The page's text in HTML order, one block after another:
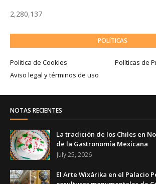
2,280,137
POLÍTICAS
Politica de Cookies
Políticas de
Aviso legal y términos de uso
NOTAS RECIENTES
La tradición de los Chiles en
de la Gastronomía Mexicana
July 25, 2026
El Arte Wixárika en el Palacio